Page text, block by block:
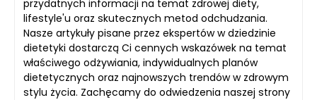
przydatnych informacji na temat zdrowej diety,
lifestyle'u oraz skutecznych metod odchudzania.
Nasze artykuły pisane przez ekspertów w dziedzinie
dietetyki dostarczą Ci cennych wskazówek na temat
właściwego odżywiania, indywidualnych planów
dietetycznych oraz najnowszych trendów w zdrowym
stylu życia. Zachęcamy do odwiedzenia naszej strony